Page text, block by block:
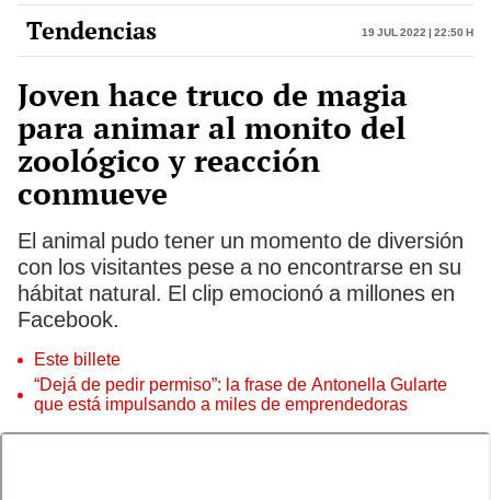
Tendencias 19 Jul 2022 | 22:50 h
Joven hace truco de magia
para animar al monito del
zoológico y reacción
conmueve
El animal pudo tener un momento de diversión
con los visitantes pese a no encontrarse en su
hábitat natural. El clip emocionó a millones en
Facebook.
Este billete
“Dejá de pedir permiso”: la frase de Antonella Gularte
que está impulsando a miles de emprendedoras